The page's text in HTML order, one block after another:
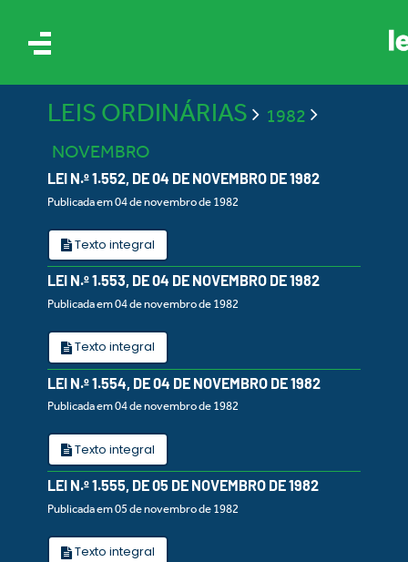
LEIS ORDINÁRIAS
1982
NOVEMBRO
LEI N.º 1.552, DE 04 DE NOVEMBRO DE 1982
Publicada em 04 de novembro de 1982
Texto integral
LEI N.º 1.553, DE 04 DE NOVEMBRO DE 1982
Publicada em 04 de novembro de 1982
Texto integral
LEI N.º 1.554, DE 04 DE NOVEMBRO DE 1982
Publicada em 04 de novembro de 1982
Texto integral
LEI N.º 1.555, DE 05 DE NOVEMBRO DE 1982
Publicada em 05 de novembro de 1982
Texto integral